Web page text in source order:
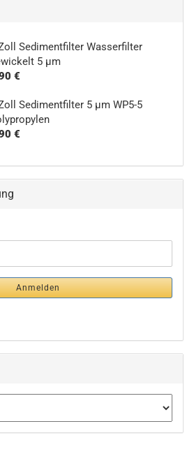
Sedimentfilter Wasserfilter
5 µm
€
Sedimentfilter 5 µm WP5-5
€
Anmelden